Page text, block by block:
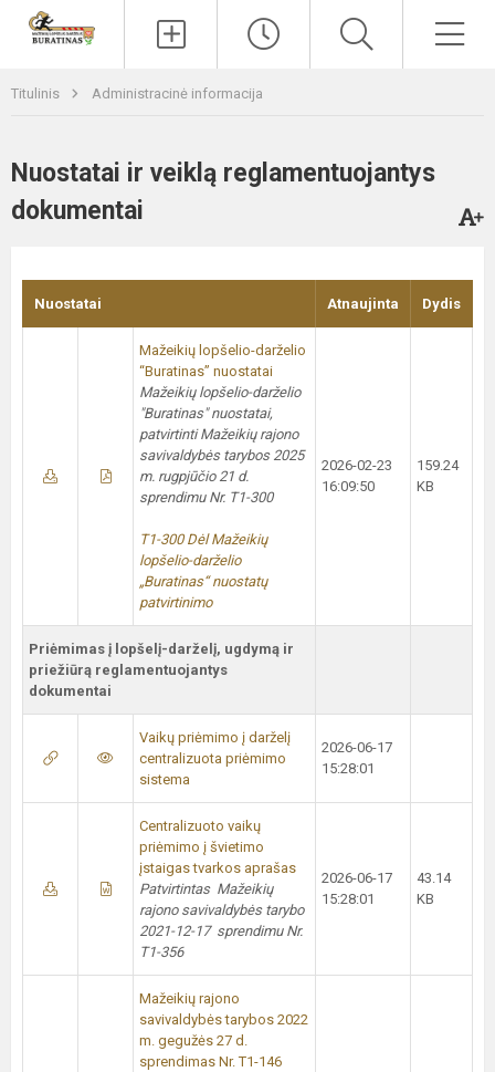
Titulinis Administracinė informacija
Nuostatai ir veiklą reglamentuojantys
dokumentai
Nuostatai Atnaujinta Dydis
Mažeikių lopšelio-darželio
“Buratinas” nuostatai
Mažeikių lopšelio-darželio
"Buratinas" nuostatai,
patvirtinti Mažeikių rajono
savivaldybės tarybos 2025
m. rugpjūčio 21 d.
sprendimu Nr. T1-300
T1-300 Dėl Mažeikių
lopšelio-darželio
„Buratinas“ nuostatų
patvirtinimo
2026-02-23
16:09:50
159.24
KB
Priėmimas į lopšelį-darželį, ugdymą ir
priežiūrą reglamentuojantys
dokumentai
Vaikų priėmimo į darželį
centralizuota priėmimo
sistema
2026-06-17
15:28:01
Centralizuoto vaikų
priėmimo į švietimo
įstaigas tvarkos aprašas
Patvirtintas Mažeikių
rajono savivaldybės tarybo
2021-12-17 sprendimu Nr.
T1-356
2026-06-17
15:28:01
43.14
KB
Mažeikių rajono
savivaldybės tarybos 2022
m. gegužės 27 d.
sprendimas Nr. T1-146